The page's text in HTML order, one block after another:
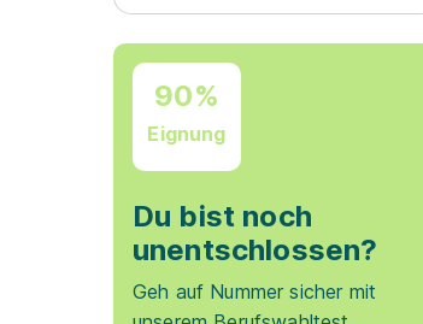
90%
Eignung
Du bist noch
unentschlossen?
Geh auf Nummer sicher mit